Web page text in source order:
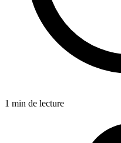
1 min de lecture